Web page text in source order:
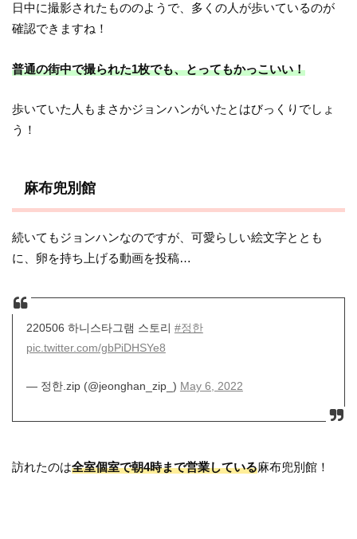
日中に撮影されたもののようで、多くの人が歩いているのが
確認できますね！
普通の街中で撮られた1枚でも、とってもかっこいい！
歩いていた人もまさかジョンハンがいたとはびっくりでしょ
う！
麻布兜別館
続いてもジョンハンなのですが、可愛らしい絵文字ととも
に、卵を持ち上げる動画を投稿…
220506 하니스타그램 스토리 #정한
pic.twitter.com/gbPiDHSYe8
— 정한.zip (@jeonghan_zip_) May 6, 2022
訪れたのは全室個室で朝4時まで営業している麻布兜別館！